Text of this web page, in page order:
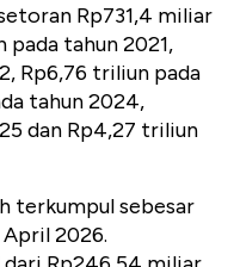
Rp731,4 miliar
pada tahun 2021,
Rp6,76 triliun pada
tahun 2024,
dan Rp4,27 triliun
terkumpul sebesar
2026.